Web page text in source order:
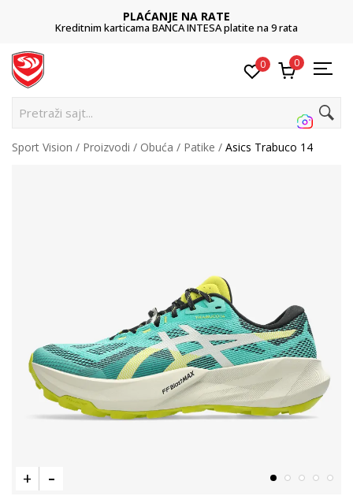
PLAĆANJE NA RATE
Kreditnim karticama BANCA INTESA platite na 9 rata
0 0
P
Sport Vision Proizvodi Obuća Patike Asics Trabuco 14